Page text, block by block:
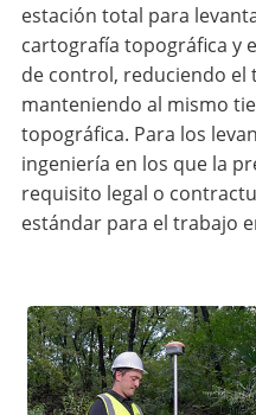
estación total para
cartografía topográfica y
de control, reduciendo el
manteniendo al mismo
topográfica. Para los
ingeniería en los que la
requisito legal o
estándar para el trabajo